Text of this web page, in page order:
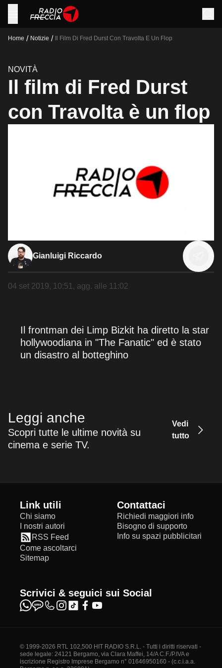
Home / Notizie / Il Film Di Fred Durst Con Travolta E Un Flop
NOVITÀ
Il film di Fred Durst
con Travolta è un flop
Gianluigi Riccardo
04 set 2019, 10:51 , agg. alle 11:02
Il frontman dei Limp Bizkit ha diretto la star
hollywoodiana in "The Fanatic" ed è stato
un disastro al botteghino
Leggi anche
Scopri tutte le ultime novità su
cinema e serie TV.
Vedi
tutto
Link utili
Chi siamo
I nostri autori
RSS Feed
Come ascoltarci
Sitemap
Contattaci
Richiedi maggiori info
Bisogno di supporto
Info su spazi pubblicitari
Scrivici & seguici sui Social
© 1999-2026 RTL 102,500 HIT RADIO S.R.L. - Tutti i diritti riservati -
sede legale: 24121 Bergamo, via Clara Maffei, 14/A C.F./P.IVA e
iscrizione Registro Imprese Bergamo n° 01646950160 - (c.c.i.a.a.